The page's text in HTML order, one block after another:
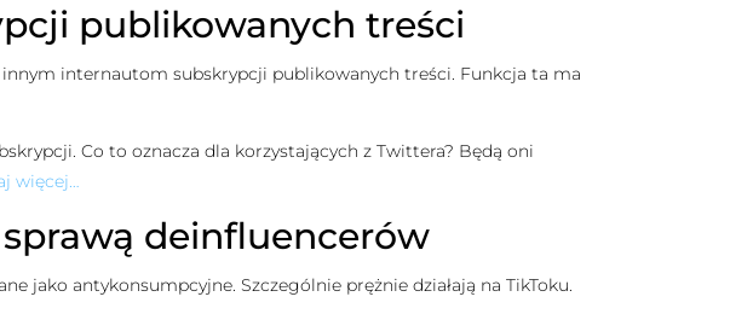
publikowanych treści
internautom subskrypcji publikowanych treści. Funkcja ta ma
Co to oznacza dla korzystających z Twittera? Będą oni
więcej…
deinfluencerów
jako antykonsumpcyjne. Szczególnie prężnie działają na TikToku.